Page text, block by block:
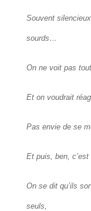
Souvent
sourds…
On ne voit pas
Et on voudrait
Pas envie de se
Et puis, ben,
On se dit qu’ils
seuls,